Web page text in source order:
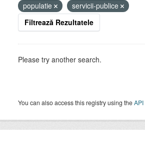
populatie
servicii-publice
Filtrează Rezultatele
Please try another search.
You can also access this registry using theAPI